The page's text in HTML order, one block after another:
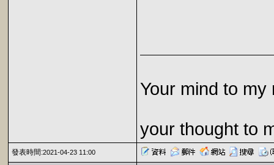
Your mind to my
your thought to
發表時間:2021-04-23 11:00